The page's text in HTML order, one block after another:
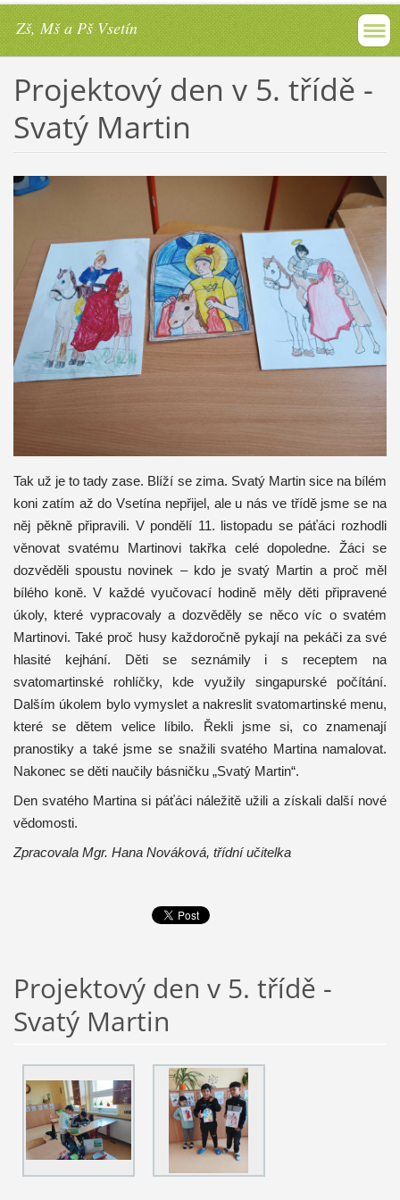
Zš, Mš a Pš Vsetín
Projektový den v 5. třídě -
Svatý Martin
Tak už je to tady zase. Blíží se zima. Svatý Martin sice na bílém
koni zatím až do Vsetína nepřijel, ale u nás ve třídě jsme se na
něj pěkně připravili. V pondělí 11. listopadu se páťáci rozhodli
věnovat svatému Martinovi takřka celé dopoledne. Žáci se
dozvěděli spoustu novinek – kdo je svatý Martin a proč měl
bílého koně. V každé vyučovací hodině měly děti připravené
úkoly, které vypracovaly a dozvěděly se něco víc o svatém
Martinovi. Také proč husy každoročně pykají na pekáči za své
hlasité kejhání. Děti se seznámily i s receptem na
svatomartinské rohlíčky, kde využily singapurské počítání.
Dalším úkolem bylo vymyslet a nakreslit svatomartinské menu,
které se dětem velice líbilo. Řekli jsme si, co znamenají
pranostiky a také jsme se snažili svatého Martina namalovat.
Nakonec se děti naučily básničku „Svatý Martin“.
Den svatého Martina si páťáci náležitě užili a získali další nové
vědomosti.
Zpracovala Mgr. Hana Nováková, třídní učitelka
Projektový den v 5. třídě -
Svatý Martin